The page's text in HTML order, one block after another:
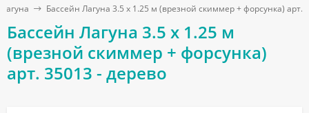
Бассейн Лагуна 3.5 х 1.25 м (врезной скиммер + форсунка) арт.
Бассейн Лагуна 3.5 х 1.25 м
(врезной скиммер + форсунка)
арт. 35013 - дерево